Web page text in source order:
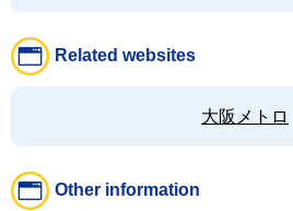
Related websites
大阪メトロ
Other information